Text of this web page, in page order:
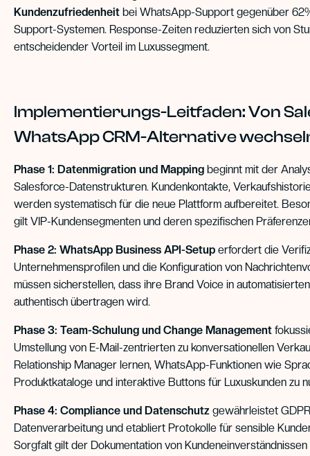
Kundenzufriedenheit bei WhatsApp-Support gegenüber
Support-Systemen. Response-Zeiten reduzierten sich von
entscheidender Vorteil im Luxussegment.
Implementierungs-Leitfaden: Von
WhatsApp CRM-Alternative
Phase 1: Datenmigration und Mapping beginnt mit der
Salesforce-Datenstrukturen. Kundenkontakte,
werden systematisch für die neue Plattform aufbereitet.
gilt VIP-Kundensegmenten und deren spezifischen
Phase 2: WhatsApp Business API-Setup erfordert die
Unternehmensprofilen und die Konfiguration von
müssen sicherstellen, dass ihre Brand Voice in
authentisch übertragen wird.
Phase 3: Team-Schulung und Change Management
Umstellung von E-Mail-zentrierten zu konversationellen
Relationship Manager lernen, WhatsApp-Funktionen wie
Produktkataloge und interaktive Buttons für Luxuskunden zu
Phase 4: Compliance und Datenschutz gewährleistet
Datenverarbeitung und etabliert Protokolle für sensible
Sorgfalt gilt der Dokumentation von